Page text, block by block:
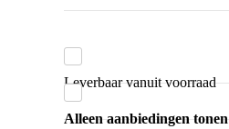
Bender
BYD
Leverbaar vanuit voorraad
Alleen aanbiedingen tonen